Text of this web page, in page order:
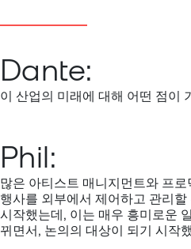
Dante:
이 산업의 미래에 대해 어떤 점이
Phil:
많은 아티스트 매니지먼트와 프
행사를 외부에서 제어하고 관리
시작했는데, 이는 매우 흥미로운
뀌면서, 논의의 대상이 되기 시작